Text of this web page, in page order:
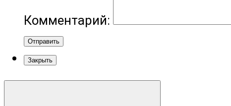
Комментарий:
Отправить
Закрыть